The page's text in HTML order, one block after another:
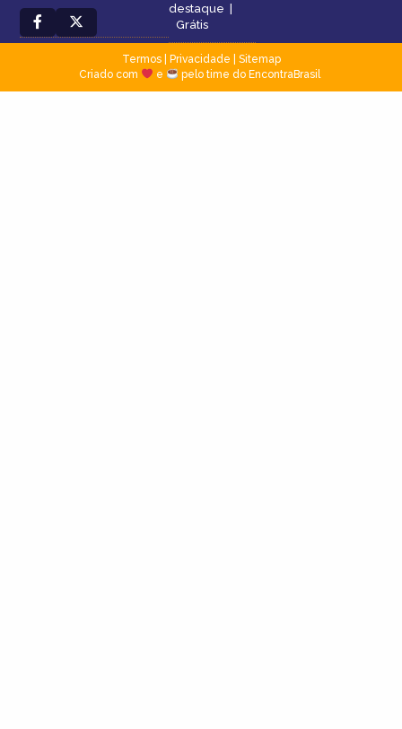
destaque |
Grátis
Termos| Privacidade
Sitemap
Criado com
e pelo time do EncontraBrasil